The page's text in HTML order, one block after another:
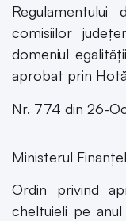
comisiilor
domeniul
aprobat prin
Nr. 774 din 26-
Ministerul
Ordin privind
cheltuieli pe